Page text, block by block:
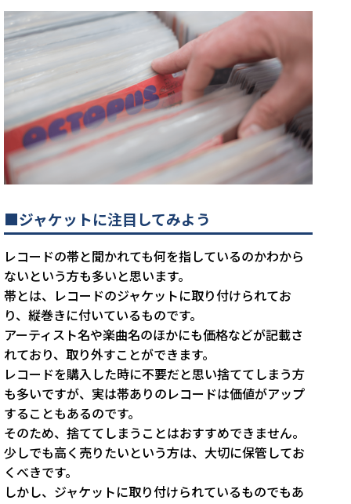
■ジャケットに注目してみよう
レコードの帯と聞かれても何を指しているのかわから
ないという方も多いと思います。
帯とは、レコードのジャケットに取り付けられてお
り、縦巻きに付いているものです。
アーティスト名や楽曲名のほかにも価格などが記載さ
れており、取り外すことができます。
レコードを購入した時に不要だと思い捨ててしまう方
も多いですが、実は帯ありのレコードは価値がアップ
することもあるのです。
そのため、捨ててしまうことはおすすめできません。
少しでも高く売りたいという方は、大切に保管してお
くべきです。
しかし、ジャケットに取り付けられているものでもあ